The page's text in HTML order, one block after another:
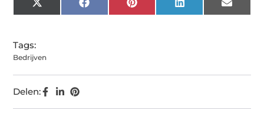
X
(Twitter)
FacebookPinterest LinkedIn Email
Tags:
Bedrijven
Delen: